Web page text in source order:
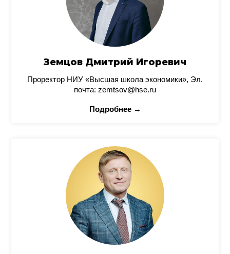
Земцов Дмитрий Игоревич
Проректор НИУ «Высшая школа экономики», Эл.
почта: zemtsov@hse.ru
Подробнее →